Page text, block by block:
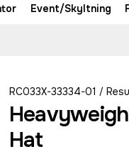
Event/Skyltning
RC033X-33334-01 /
Hat